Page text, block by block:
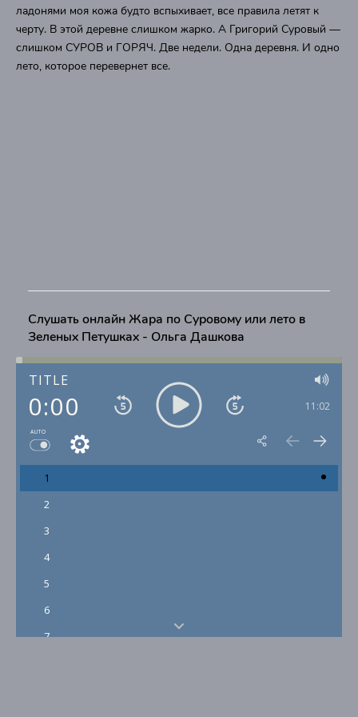
ладонями моя кожа будто вспыхивает, все правила летят к
черту. В этой деревне слишком жарко. А Григорий Суровый —
слишком СУРОВ и ГОРЯЧ. Две недели. Одна деревня. И одно
лето, которое перевернет все.
Слушать онлайн Жара по Суровому или лето в
Зеленых Петушках - Ольга Дашкова
TITLE
0:00 11:02
AUTO
1
2
3
4
5
6
7